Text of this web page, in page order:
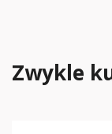
Zwykle